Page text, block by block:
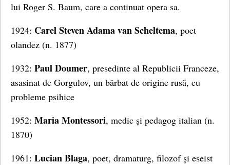
lui Roger S. Baum, care a continuat opera sa.
1924: Carel Steven Adama van Scheltema, poet
olandez (n. 1877)
1932: Paul Doumer, presedinte al Republicii Franceze,
asasinat de Gorgulov, un bărbat de origine rusă, cu
probleme psihice
1952: Maria Montessori, medic și pedagog italian (n.
1870)
1961: Lucian Blaga, poet, dramaturg, filozof și eseist